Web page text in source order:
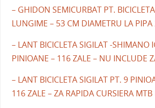
– GHIDON SEMICURBAT PT.
LUNGIME – 53 CM DIAMETRU LA
– LANT BICICLETA SIGILAT -SHIMANO
PINIOANE – 116 ZALE – NU INCLUDE
– LANT BICICLETA SIGILAT PT. 9
116 ZALE – ZA RAPIDA CURSIERA MTB